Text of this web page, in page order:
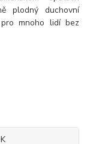
plodný duchovní
mnoho lidí bez